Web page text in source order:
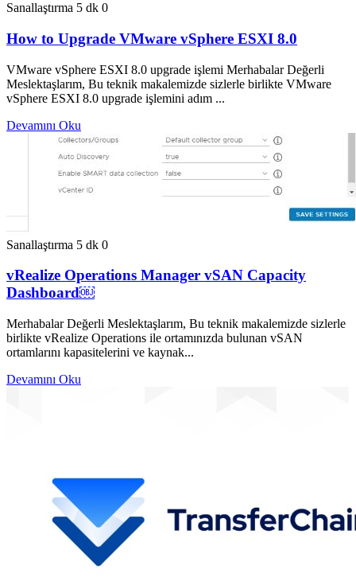
Sanallaştırma 5 dk 0
How to Upgrade VMware vSphere ESXI 8.0
VMware vSphere ESXI 8.0 upgrade işlemi Merhabalar Değerli
Meslektaşlarım, Bu teknik makalemizde sizlerle birlikte VMware
vSphere ESXI 8.0 upgrade işlemini adım ...
Devamını Oku
Sanallaştırma 5 dk 0
vRealize Operations Manager vSAN Capacity
Dashboard￼
Merhabalar Değerli Meslektaşlarım, Bu teknik makalemizde sizlerle
birlikte vRealize Operations ile ortamınızda bulunan vSAN
ortamlarını kapasitelerini ve kaynak...
Devamını Oku